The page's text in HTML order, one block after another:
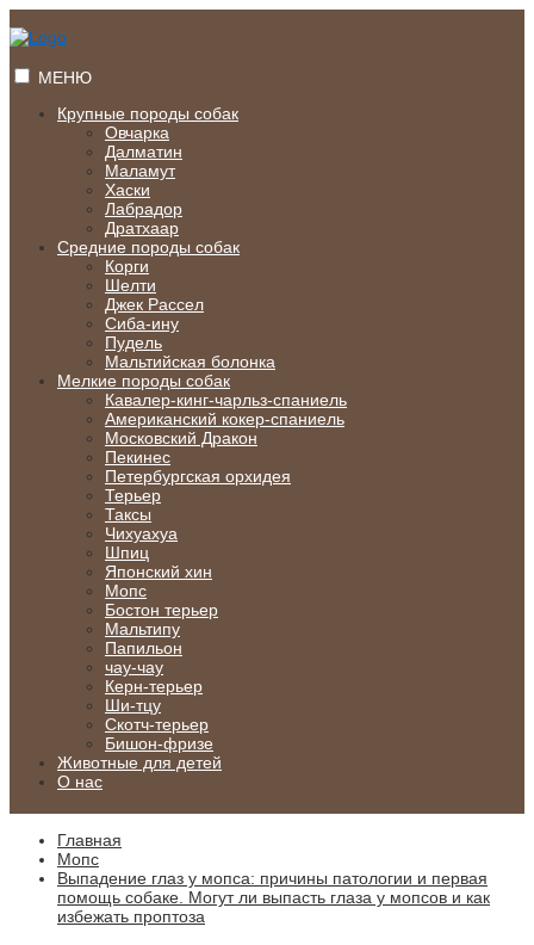
к
МЕНЮ
Крупные породы собак
Овчарка
Далматин
Маламут
Хаски
Лабрадор
Дратхаар
Средние породы собак
Корги
Шелти
Джек Рассел
Сиба-ину
Пудель
Мальтийская болонка
Мелкие породы собак
Кавалер-кинг-чарльз-спаниель
Американский кокер-спаниель
Московский Дракон
Пекинес
Петербургская орхидея
Терьер
Таксы
Чихуахуа
Шпиц
Японский хин
Мопс
Бостон терьер
Мальтипу
Папильон
чау-чау
Керн-терьер
Ши-тцу
Скотч-терьер
Бишон-фризе
Животные для детей
О нас
Главная
Мопс
Выпадение глаз у мопса: причины патологии и первая
помощь собаке. Могут ли выпасть глаза у мопсов и как
избежать проптоза